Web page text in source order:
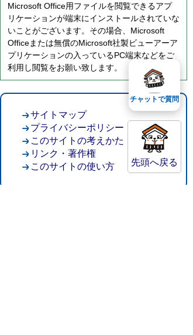
Microsoft Office用ファイルを閲覧できるアプ
リケーションが端末にインストールされていな
いことがございます。その場合、Microsoft
Officeまたは無償のMicrosoft社製ビューアーア
プリケーションの入っているPC端末などをご
利用し閲覧をお願い致します。
先頭へ戻る
サイトマップ
プライバシーポリシー
このサイトの考えかた
リンク・著作権
このサイトの使い方
チャットで質問